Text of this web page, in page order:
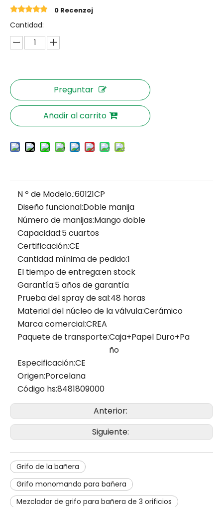
0 Recenzoj
Cantidad:
Preguntar
Añadir al carrito
N º de Modelo.:60121CP
Diseño funcional:Doble manija
Número de manijas:Mango doble
Capacidad:5 cuartos
Certificación:CE
Cantidad mínima de pedido:1
El tiempo de entrega:en stock
Garantía:5 años de garantía
Prueba del spray de sal:48 horas
Material del núcleo de la válvula:Cerámico
Marca comercial:CREA
Paquete de transporte:Caja+Papel Duro+Pa
ño
Especificación:CE
Origen:Porcelana
Código hs:8481809000
Anterior:
Siguiente:
Grifo de la bañera
Grifo monomando para bañera
Mezclador de grifo para bañera de 3 orificios